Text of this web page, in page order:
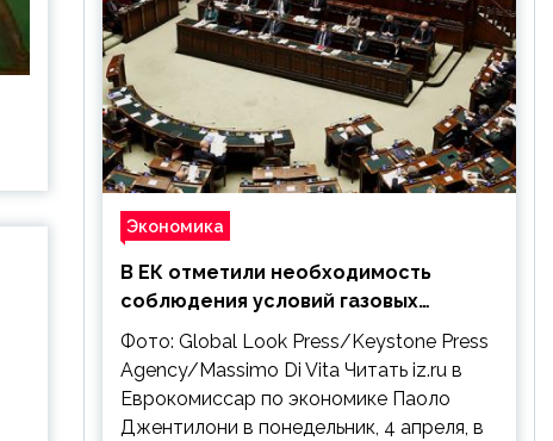
Экономика
В ЕК отметили необходимость
соблюдения условий газовых
контрактов с РФ
Фото: Global Look Press/Keystone Press
Agency/Massimo Di Vita Читать iz.ru в
Еврокомиссар по экономике Паоло
Джентилони в понедельник, 4 апреля, в